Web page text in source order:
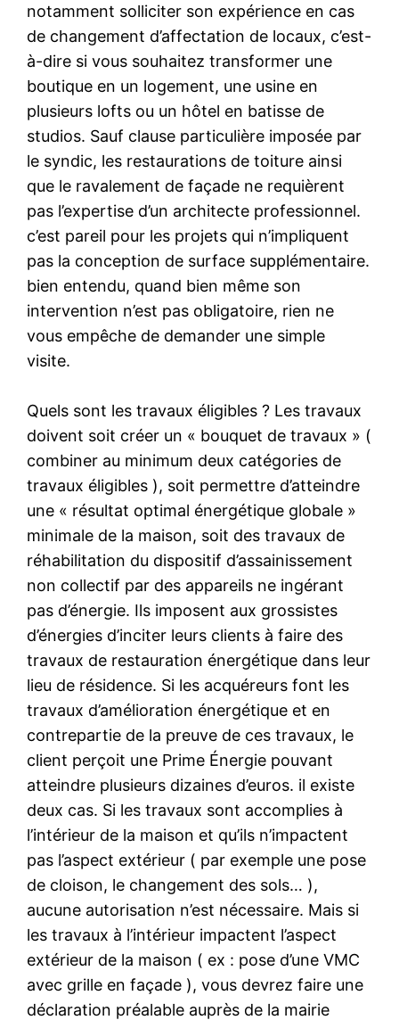
notamment solliciter son expérience en cas
de changement d’affectation de locaux, c’est-
à-dire si vous souhaitez transformer une
boutique en un logement, une usine en
plusieurs lofts ou un hôtel en batisse de
studios. Sauf clause particulière imposée par
le syndic, les restaurations de toiture ainsi
que le ravalement de façade ne requièrent
pas l’expertise d’un architecte professionnel.
c’est pareil pour les projets qui n’impliquent
pas la conception de surface supplémentaire.
bien entendu, quand bien même son
intervention n’est pas obligatoire, rien ne
vous empêche de demander une simple
visite.
Quels sont les travaux éligibles ? Les travaux
doivent soit créer un « bouquet de travaux » (
combiner au minimum deux catégories de
travaux éligibles ), soit permettre d’atteindre
une « résultat optimal énergétique globale »
minimale de la maison, soit des travaux de
réhabilitation du dispositif d’assainissement
non collectif par des appareils ne ingérant
pas d’énergie. Ils imposent aux grossistes
d’énergies d’inciter leurs clients à faire des
travaux de restauration énergétique dans leur
lieu de résidence. Si les acquéreurs font les
travaux d’amélioration énergétique et en
contrepartie de la preuve de ces travaux, le
client perçoit une Prime Énergie pouvant
atteindre plusieurs dizaines d’euros. il existe
deux cas. Si les travaux sont accomplies à
l’intérieur de la maison et qu’ils n’impactent
pas l’aspect extérieur ( par exemple une pose
de cloison, le changement des sols… ),
aucune autorisation n’est nécessaire. Mais si
les travaux à l’intérieur impactent l’aspect
extérieur de la maison ( ex : pose d’une VMC
avec grille en façade ), vous devrez faire une
déclaration préalable auprès de la mairie